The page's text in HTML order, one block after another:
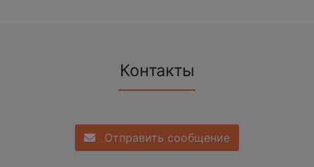
Контакты
Отправить сообщение